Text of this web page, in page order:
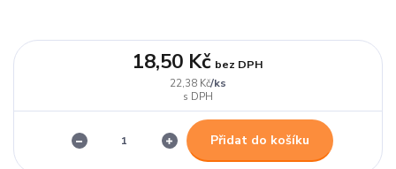
22,38 Kč/ks
18,50 Kč bez DPH
Přidat do košíku